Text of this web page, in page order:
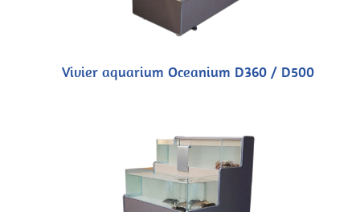
Vivier aquarium Oceanium D360 / D500